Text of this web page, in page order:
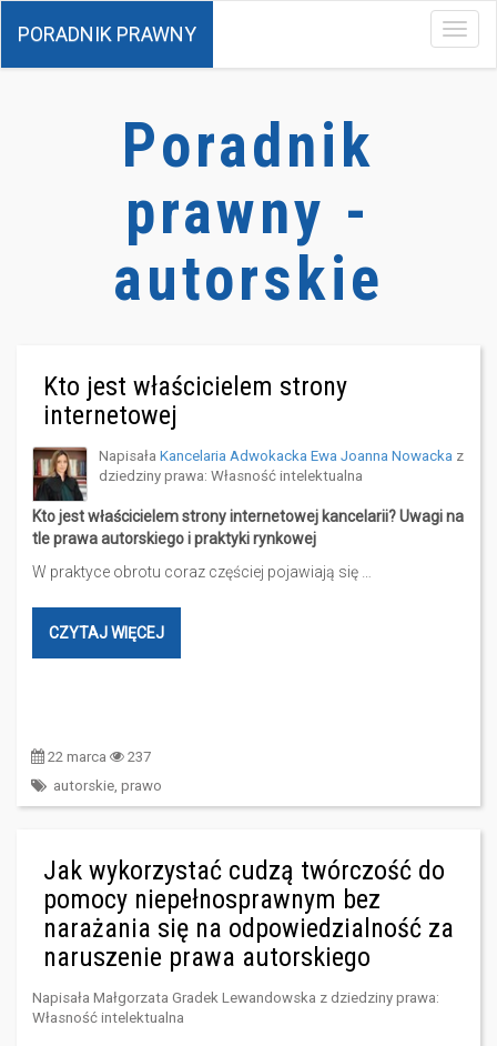
Menu
PORADNIK PRAWNY
Poradnik
prawny -
autorskie
Kto jest właścicielem strony
internetowej
Napisała Kancelaria Adwokacka Ewa Joanna Nowacka z
dziedziny prawa: Własność intelektualna
Kto jest właścicielem strony internetowej kancelarii? Uwagi na
tle prawa autorskiego i praktyki rynkowej
W praktyce obrotu coraz częściej pojawiają się …
CZYTAJ WIĘCEJ
22 marca
237
autorskie,prawo
Jak wykorzystać cudzą twórczość do
pomocy niepełnosprawnym bez
narażania się na odpowiedzialność za
naruszenie prawa autorskiego
Napisała Małgorzata Gradek Lewandowska z dziedziny prawa:
Własność intelektualna